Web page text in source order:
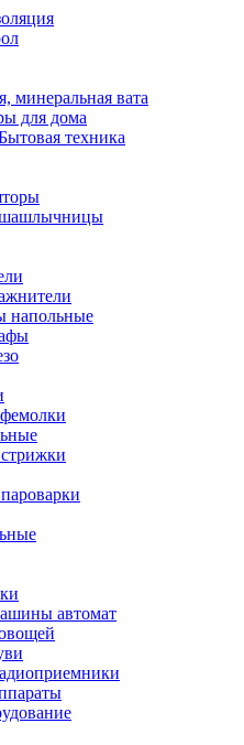
минеральная вата
для дома
техника
напольные
автомат